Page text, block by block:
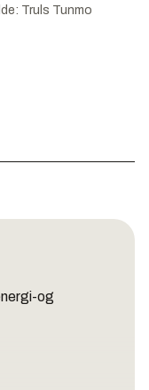
Truls Tunmo
og